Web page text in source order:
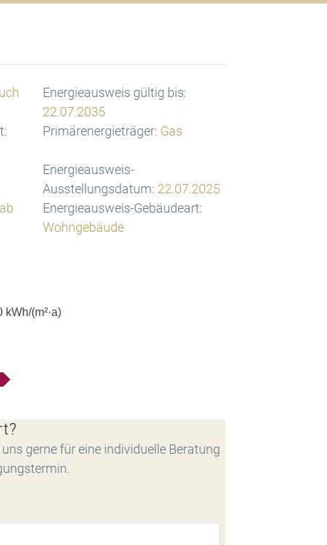
Energieausweis gültig bis:
22.07.2035
Primärenergieträger: Gas
Energieausweis-
Ausstellungsdatum: 22.07.2025
ab
Energieausweis-Gebäudeart:
Wohngebäude
kWh/(m²·a)
gerne für eine individuelle Beratung